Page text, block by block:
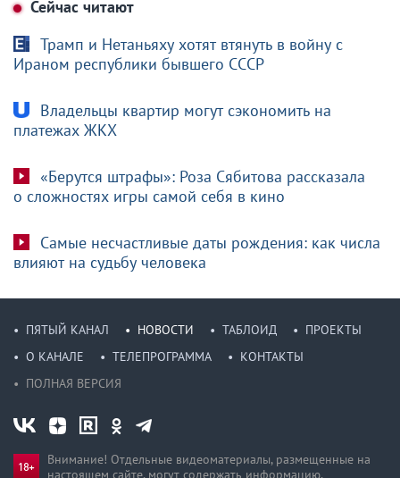
Сейчас читают
Трамп и Нетаньяху хотят втянуть в войну с
Ираном республики бывшего СССР
Владельцы квартир могут сэкономить на
платежах ЖКХ
«Берутся штрафы»: Роза Сябитова рассказала
о сложностях игры самой себя в кино
Самые несчастливые даты рождения: как числа
влияют на судьбу человека
ПЯТЫЙ КАНАЛ НОВОСТИ ТАБЛОИД
ПРОЕКТЫ
О КАНАЛЕ
ТЕЛЕПРОГРАММА
КОНТАКТЫ
ПОЛНАЯ ВЕРСИЯ
Внимание! Отдельные видеоматериалы, размещенные на
настоящем сайте, могут содержать информацию,